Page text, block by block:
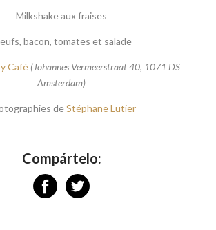
Milkshake aux fraises
bacon, tomates et salade
Café (Johannes Vermeerstraat 40, 1071 DS
Amsterdam)
deStéphane Lutier
Compártelo: